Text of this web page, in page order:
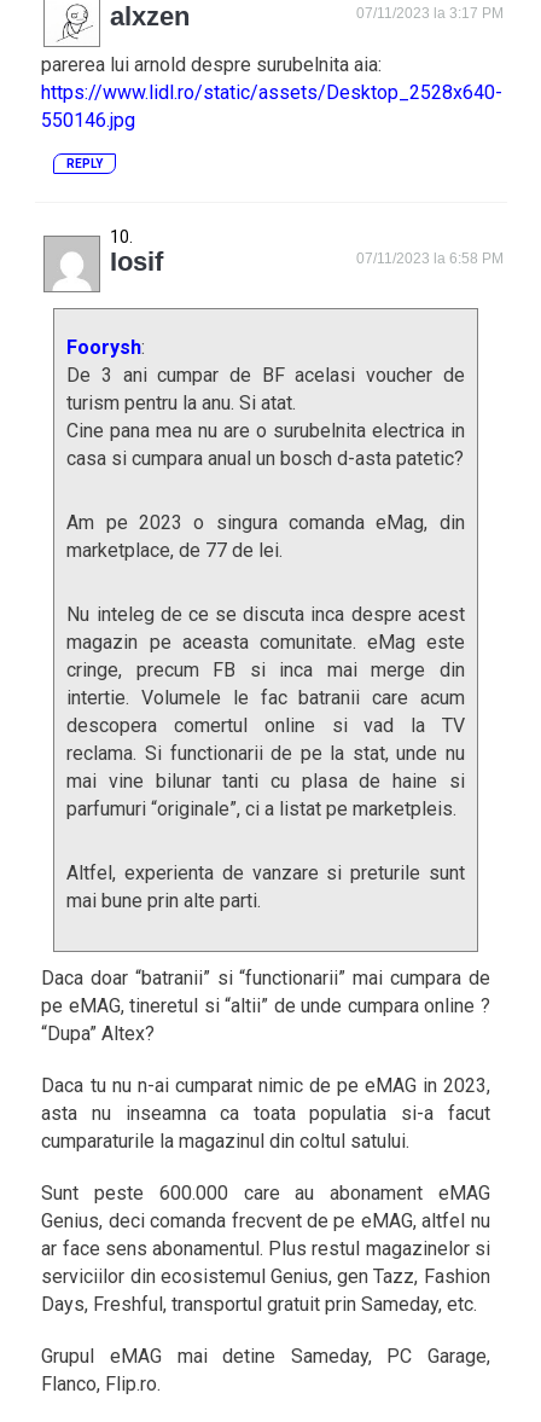
alxzen 07/11/2023 la 3:17 PM
parerea lui arnold despre surubelnita aia:
https://www.lidl.ro/static/assets/Desktop_2528x640-
550146.jpg
REPLY
Iosif 07/11/2023 la 6:58 PM
Foorysh:
De 3 ani cumpar de BF acelasi voucher de
turism pentru la anu. Si atat.
Cine pana mea nu are o surubelnita electrica in
casa si cumpara anual un bosch d-asta patetic?
Am pe 2023 o singura comanda eMag, din
marketplace, de 77 de lei.
Nu inteleg de ce se discuta inca despre acest
magazin pe aceasta comunitate. eMag este
cringe, precum FB si inca mai merge din
intertie. Volumele le fac batranii care acum
descopera comertul online si vad la TV
reclama. Si functionarii de pe la stat, unde nu
mai vine bilunar tanti cu plasa de haine si
parfumuri “originale”, ci a listat pe marketpleis.
Altfel, experienta de vanzare si preturile sunt
mai bune prin alte parti.
Daca doar “batranii” si “functionarii” mai cumpara de
pe eMAG, tineretul si “altii” de unde cumpara online ?
“Dupa” Altex?
Daca tu nu n-ai cumparat nimic de pe eMAG in 2023,
asta nu inseamna ca toata populatia si-a facut
cumparaturile la magazinul din coltul satului.
Sunt peste 600.000 care au abonament eMAG
Genius, deci comanda frecvent de pe eMAG, altfel nu
ar face sens abonamentul. Plus restul magazinelor si
serviciilor din ecosistemul Genius, gen Tazz, Fashion
Days, Freshful, transportul gratuit prin Sameday, etc.
Grupul eMAG mai detine Sameday, PC Garage,
Flanco, Flip.ro.